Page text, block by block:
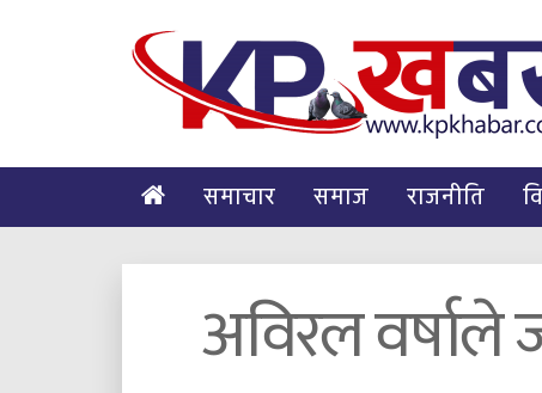
समाचार समाज राजनीति
अविरल